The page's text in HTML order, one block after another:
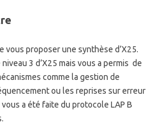
vous proposer une synthèse d’X25.
3 d’X25 mais vous a permis de
comme la gestion de
ou les reprises sur erreur
a été faite du protocole LAP B